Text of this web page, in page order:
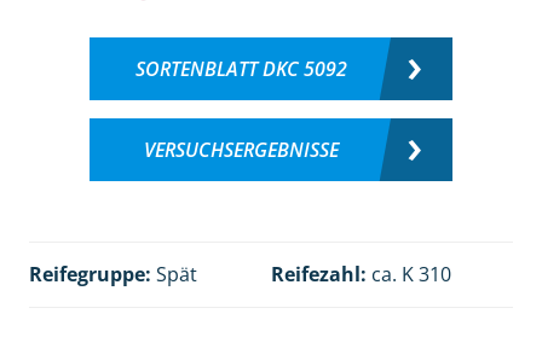
SORTENBLATT DKC 5092
VERSUCHSERGEBNISSE
Reifegruppe: Spät Reifezahl: ca. K 310